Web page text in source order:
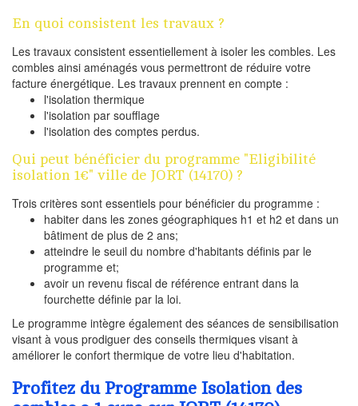
En quoi consistent les travaux ?
Les travaux consistent essentiellement à isoler les combles. Les
combles ainsi aménagés vous permettront de réduire votre
facture énergétique. Les travaux prennent en compte :
l'isolation thermique
l'isolation par soufflage
l'isolation des comptes perdus.
Qui peut bénéficier du programme "Eligibilité
isolation 1€" ville de JORT (14170) ?
Trois critères sont essentiels pour bénéficier du programme :
habiter dans les zones géographiques h1 et h2 et dans un
bâtiment de plus de 2 ans;
atteindre le seuil du nombre d'habitants définis par le
programme et;
avoir un revenu fiscal de référence entrant dans la
fourchette définie par la loi.
Le programme intègre également des séances de sensibilisation
visant à vous prodiguer des conseils thermiques visant à
améliorer le confort thermique de votre lieu d'habitation.
Profitez du Programme Isolation des